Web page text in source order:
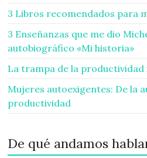
3 Libros recomendados para
3 Enseñanzas que me dio
autobiográfico «Mi historia»
La trampa de la productividad
Mujeres autoexigentes: De la
productividad
De qué andamos